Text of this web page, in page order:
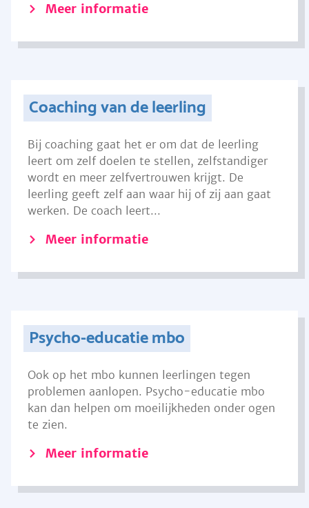
Meer informatie
Coaching van de leerling
Bij coaching gaat het er om dat de leerling
leert om zelf doelen te stellen, zelfstandiger
wordt en meer zelfvertrouwen krijgt. De
leerling geeft zelf aan waar hij of zij aan gaat
werken. De coach leert...
Meer informatie
Psycho-educatie mbo
Ook op het mbo kunnen leerlingen tegen
problemen aanlopen. Psycho-educatie mbo
kan dan helpen om moeilijkheden onder ogen
te zien.
Meer informatie